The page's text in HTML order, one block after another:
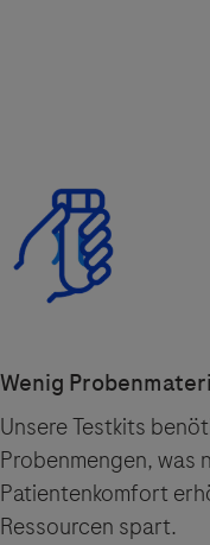
Unsere Testkits
Probenmengen, was
Patientenkomfort
Ressourcen spart.